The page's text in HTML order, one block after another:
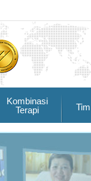
Kombinasi
Terapi